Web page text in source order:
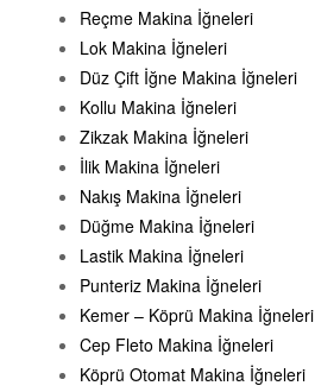
Reçme Makina İğneleri
Lok Makina İğneleri
Düz Çift İğne Makina İğneleri
Kollu Makina İğneleri
Zikzak Makina İğneleri
İlik Makina İğneleri
Nakış Makina İğneleri
Düğme Makina İğneleri
Lastik Makina İğneleri
Punteriz Makina İğneleri
Kemer – Köprü Makina İğneleri
Cep Fleto Makina İğneleri
Köprü Otomat Makina İğneleri